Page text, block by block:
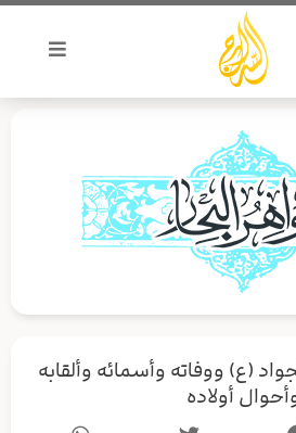
(ع) ووفاته وأسمائه وألقابه
أولاده